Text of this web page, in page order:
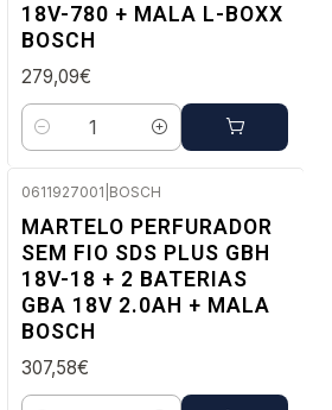
18V-780 + MALA L-BOXX
BOSCH
279,09€
Quantidade
0611927001 BOSCH
MARTELO PERFURADOR
SEM FIO SDS PLUS GBH
18V-18 + 2 BATERIAS
GBA 18V 2.0AH + MALA
BOSCH
307,58€